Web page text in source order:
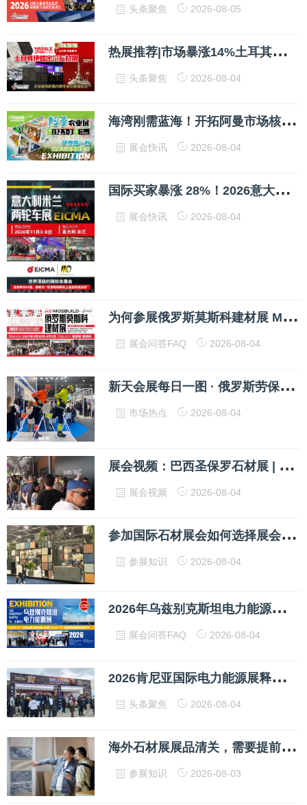
头条聚焦 2026-08-05
热
展推荐|市场暴涨14%土耳其石材市场风口已至
头条聚焦 2026-08-04
海
湾刚需蓝海！开拓阿曼市场核心抓手：阿曼国际农业展 Oman AgroFood
展会快讯 2026-08-04
国
际买家暴涨 28%！2026意大利米兰两轮车展EICMA 为何是进军欧洲首选平台？
展会快讯 2026-08-04
为
何参展俄罗斯莫斯科建材展 MosBuild 可以一站式对接全渠道优质买家？
展会问答FAQ 2026-08-04
新
天会展每日一图 · 俄罗斯劳保展BIOT
市场热点 2026-08-04
展
会视频：巴西圣保罗石材展 | 拉美石材市场的黄金门票已开启！
展会视频 2026-08-04
参
加国际石材展会如何选择展会提升获客
参展知识 2026-08-04
2
026年乌兹别克斯坦电力能源展UZENERGYEXPO展品有哪些？
展会问答FAQ 2026-08-04
2
026肯尼亚国际电力能源展释放强烈信号，谁在抢占非洲“2030愿景”红利？
头条聚焦 2026-08-04
海
外石材展展品清关，需要提前准备哪些资质文件
参展知识 2026-08-03